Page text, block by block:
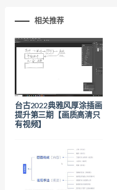
相关推荐
台古2022典雅风厚涂插画
提升第三期【画质高清只
有视频】